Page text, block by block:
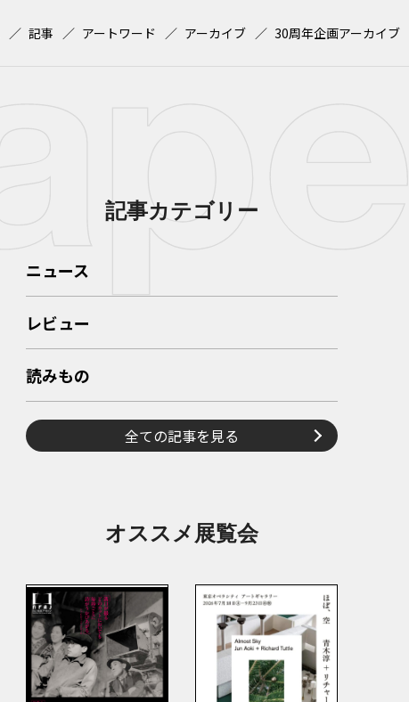
記事 アートワード アーカイブ 30周年企画アーカイブ
記事カテゴリー
ニュース
レビュー
読みもの
全ての記事を見る
オススメ展覧会